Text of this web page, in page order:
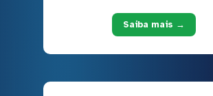
Saiba mais →